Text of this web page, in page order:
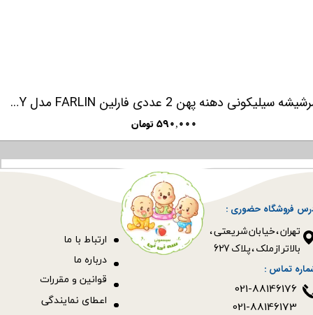
سرشیشه سیلیکونی دهنه پهن 2 عددی فارلین FARLIN مدل SILKY
۵۹۰,۰۰۰ تومان
فروشگاه حضوری :
​​​​​​​تهران ، خیابان شریعتی ،
بالاتر از ملک ، پلاک 627​​​​​​​
قوانین و مقررات
ارتباط با ما
درباره ما
اعطای نمایندگی
تماس :